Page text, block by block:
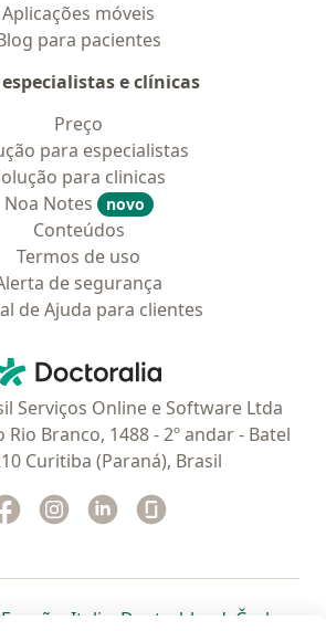
Aplicações móveis
para pacientes
e clínicas
Preço
para especialistas
para clinicas
Noa Notes
novo
Conteúdos
Termos de uso
de segurança
de Ajuda para clientes
Doctoralia - Homepage
Serviços Online e Software Ltda
Rio Branco, 1488 - 2º andar - Batel
Curitiba (Paraná), Brasil
Facebook
abre num novo separador
Instagram
abre num novo separador
Linkedin
abre num novo
novo separador
abre num novo separador
España abre num novo separador
Italia abre num novo
Deutschlandabre num
Česko